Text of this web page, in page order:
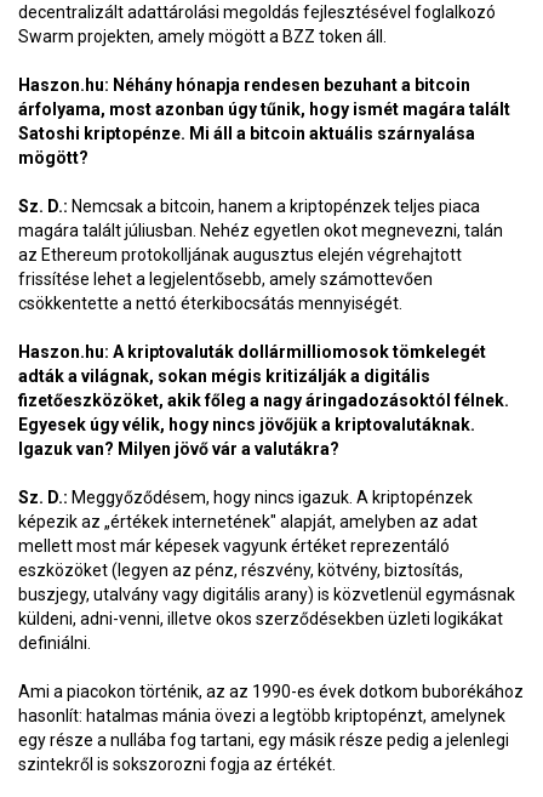
decentralizált adattárolási megoldás fejlesztésével foglalkozó
Swarm projekten, amely mögött a BZZ token áll.
Haszon.hu: Néhány hónapja rendesen bezuhant a bitcoin
árfolyama, most azonban úgy tűnik, hogy ismét magára talált
Satoshi kriptopénze. Mi áll a bitcoin aktuális szárnyalása
mögött?
Sz. D.: Nemcsak a bitcoin, hanem a kriptopénzek teljes piaca
magára talált júliusban. Nehéz egyetlen okot megnevezni, talán
az Ethereum protokolljának augusztus elején végrehajtott
frissítése lehet a legjelentősebb, amely számottevően
csökkentette a nettó éterkibocsátás mennyiségét.
Haszon.hu: A kriptovaluták dollármilliomosok tömkelegét
adták a világnak, sokan mégis kritizálják a digitális
fizetőeszközöket, akik főleg a nagy áringadozásoktól félnek.
Egyesek úgy vélik, hogy nincs jövőjük a kriptovalutáknak.
Igazuk van? Milyen jövő vár a valutákra?
Sz. D.: Meggyőződésem, hogy nincs igazuk. A kriptopénzek
képezik az „értékek internetének" alapját, amelyben az adat
mellett most már képesek vagyunk értéket reprezentáló
eszközöket (legyen az pénz, részvény, kötvény, biztosítás,
buszjegy, utalvány vagy digitális arany) is közvetlenül egymásnak
küldeni, adni-venni, illetve okos szerződésekben üzleti logikákat
definiálni.
Ami a piacokon történik, az az 1990-es évek dotkom buborékához
hasonlít: hatalmas mánia övezi a legtöbb kriptopénzt, amelynek
egy része a nullába fog tartani, egy másik része pedig a jelenlegi
szintekről is sokszorozni fogja az értékét.